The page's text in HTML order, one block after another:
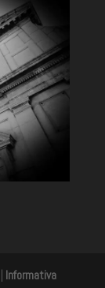
Informativa